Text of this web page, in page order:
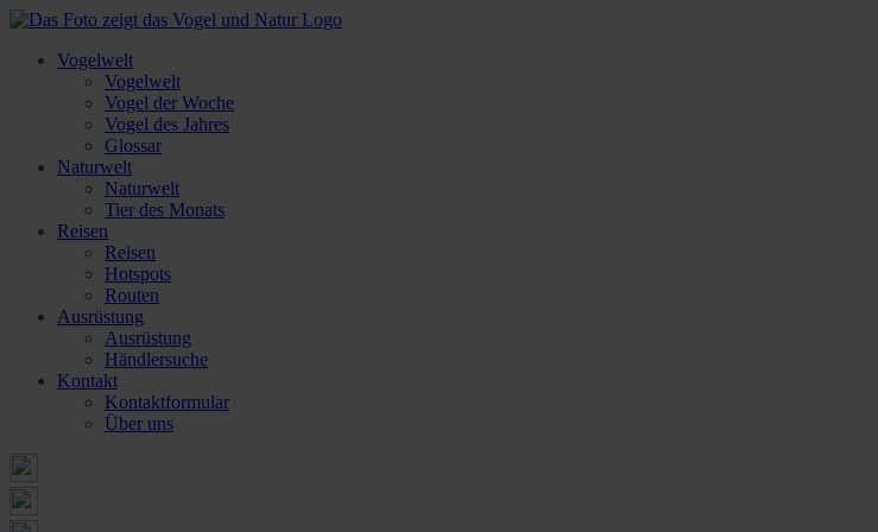
Vogelwelt
Vogelwelt
Vogel der Woche
Vogel des Jahres
Glossar
Naturwelt
Naturwelt
Tier des Monats
Reisen
Reisen
Hotspots
Routen
Ausrüstung
Ausrüstung
Händlersuche
Kontakt
Kontaktformular
Über uns